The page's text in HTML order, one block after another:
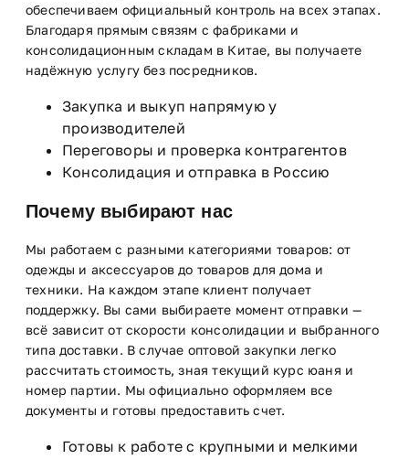
обеспечиваем официальный контроль на всех этапах.
Благодаря прямым связям с фабриками и
консолидационным складам в Китае, вы получаете
надёжную услугу без посредников.
Закупка и выкуп напрямую у
производителей
Переговоры и проверка контрагентов
Консолидация и отправка в Россию
Почему выбирают нас
Мы работаем с разными категориями товаров: от
одежды и аксессуаров до товаров для дома и
техники. На каждом этапе клиент получает
поддержку. Вы сами выбираете момент отправки —
всё зависит от скорости консолидации и выбранного
типа доставки. В случае оптовой закупки легко
рассчитать стоимость, зная текущий курс юаня и
номер партии. Мы официально оформляем все
документы и готовы предоставить счет.
Готовы к работе с крупными и мелкими